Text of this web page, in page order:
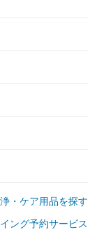
・ケア用品を探す
ング予約サービス